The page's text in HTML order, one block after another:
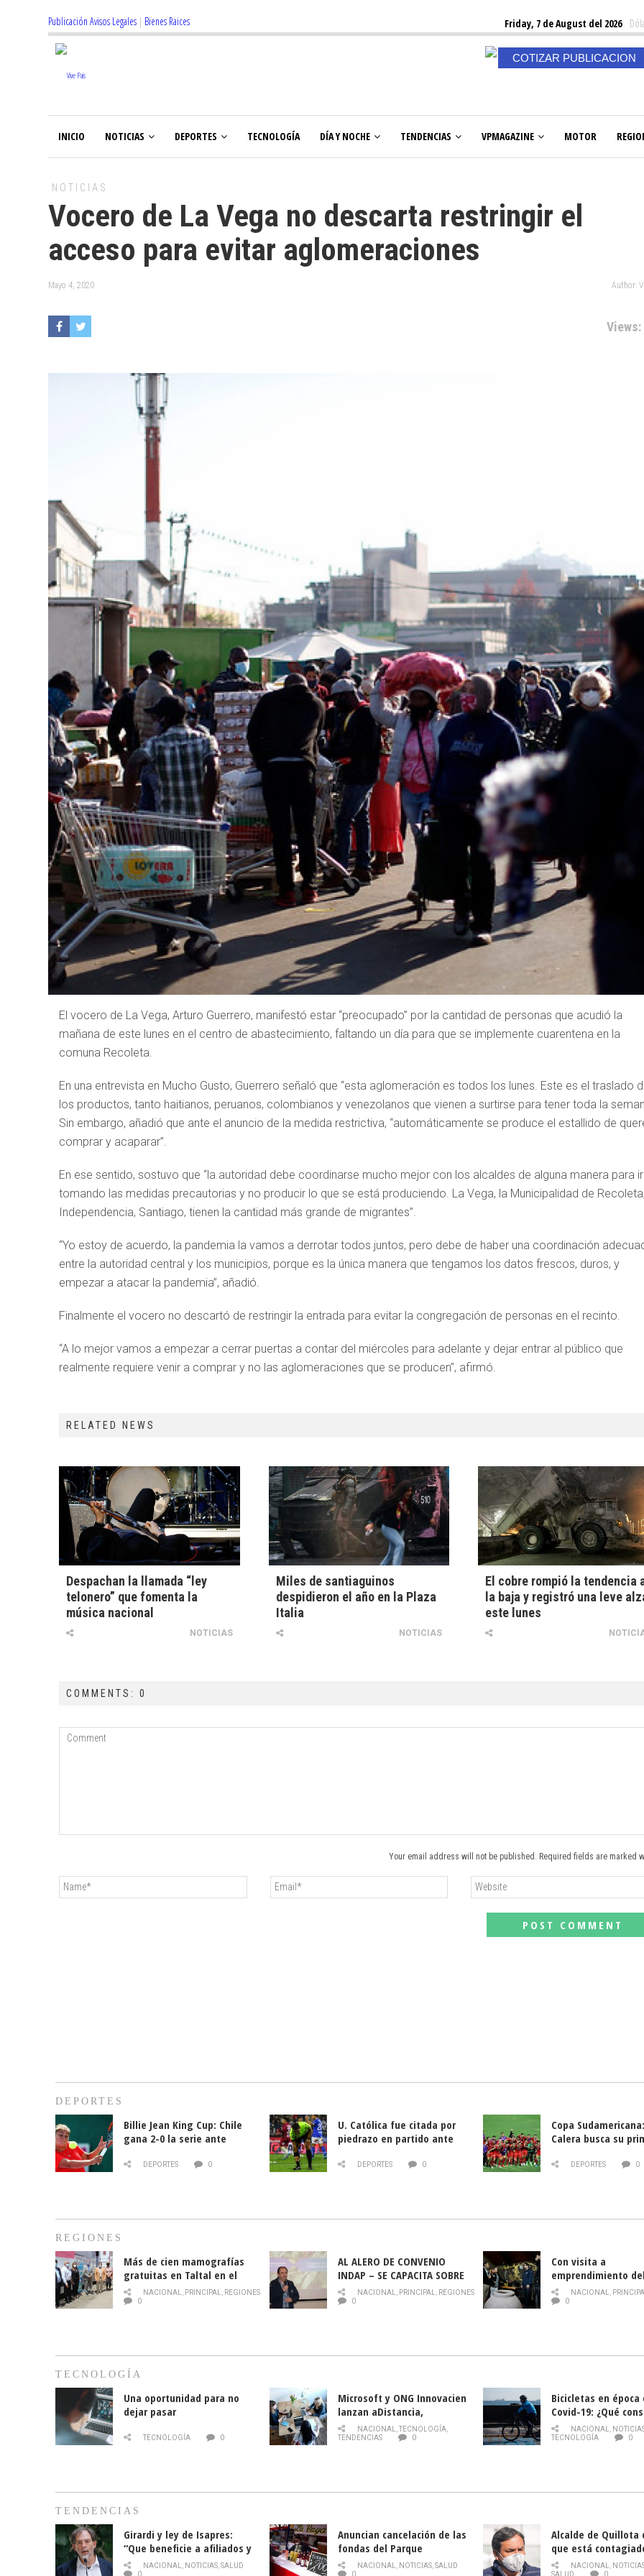
Publicación Avisos Legales | Bienes Raices Friday, 7 de August del 2026
COTIZAR PUBLICACION
INICIO NOTICIAS DEPORTES TECNOLOGÍA DÍA Y NOCHE TENDENCIAS VPMAGAZINE MOTOR
NOTICIAS
Vocero de La Vega no descarta restringir el
acceso para evitar aglomeraciones
Mayo 4, 2020 Author:
Views:
El vocero de La Vega, Arturo Guerrero, manifestó estar “preocupado” por la cantidad de personas que acudió la
mañana de este lunes en el centro de abastecimiento, faltando un día para que se implemente cuarentena en la
comuna Recoleta.
En una entrevista en Mucho Gusto, Guerrero señaló que “esta aglomeración es todos los lunes. Este es el traslado
los productos, tanto haitianos, peruanos, colombianos y venezolanos que vienen a surtirse para tener toda la
Sin embargo, añadió que ante el anuncio de la medida restrictiva, “automáticamente se produce el estallido de
comprar y acaparar”.
En ese sentido, sostuvo que “la autoridad debe coordinarse mucho mejor con los alcaldes de alguna manera para ir
tomando las medidas precautorias y no producir lo que se está produciendo. La Vega, la Municipalidad de Recoleta,
Independencia, Santiago, tienen la cantidad más grande de migrantes”.
“Yo estoy de acuerdo, la pandemia la vamos a derrotar todos juntos, pero debe de haber una coordinación
entre la autoridad central y los municipios, porque es la única manera que tengamos los datos frescos, duros, y
empezar a atacar la pandemia”, añadió.
Finalmente el vocero no descartó de restringir la entrada para evitar la congregación de personas en el recinto.
“A lo mejor vamos a empezar a cerrar puertas a contar del miércoles para adelante y dejar entrar al público que
realmente requiere venir a comprar y no las aglomeraciones que se producen”, afirmó.
RELATED NEWS
Despachan la llamada “ley
telonero” que fomenta la
música nacional
NOTICIAS
Miles de santiaguinos
despidieron el año en la Plaza
Italia
NOTICIAS
El cobre rompió la tendencia
la baja y registró una leve
este lunes
COMMENTS: 0
Your email address will not be published. Required fields are marked
DEPORTES
Billie Jean King Cup: Chile
gana 2-0 la serie ante
DEPORTES 0
U. Católica fue citada por
piedrazo en partido ante
DEPORTES 0
Copa
Calera busca su
DEPORTES 0
REGIONES
Más de cien mamografías
gratuitas en Taltal en el
mes de la prevención del
cáncer de mama
NACIONAL, PRINCIPAL, REGIONES
0
AL ALERO DE CONVENIO
INDAP – SE CAPACITA SOBRE
PLAGA DROSOPHILA SUZUKII
NACIONAL, PRINCIPAL, REGIONES
0
Con visita a
emprendimiento
y llamado al
historia campesina
NACIONAL,
0
TECNOLOGÍA
Una oportunidad para no
dejar pasar
TECNOLOGÍA 0
Microsoft y ONG Innovacien
lanzan aDistancia,
plataforma con cursos
gratuitos online sobre
NACIONAL,TECNOLOGÍA,
TENDENCIAS
0
Bicicletas en época
Covid-19: ¿Qué
momento de
NACIONAL,
TECNOLOGÍA
0
TENDENCIAS
Girardi y ley de Isapres:
“Que beneficie a afiliados y
no legalice el abuso”
NACIONAL, NOTICIAS,SALUD
0
Anuncian cancelación de las
fondas del Parque
O’Higgins debido al
NACIONAL, NOTICIAS,SALUD
0
Alcalde de Quillota
que está
COVID-19
NACIONAL,
SALUD
0